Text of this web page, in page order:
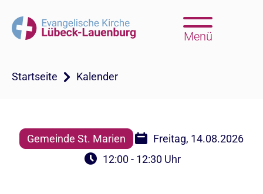
Menü
Startseite Kalender
Gemeinde St. Marien
Freitag, 14.08.2026
12:00 - 12:30 Uhr